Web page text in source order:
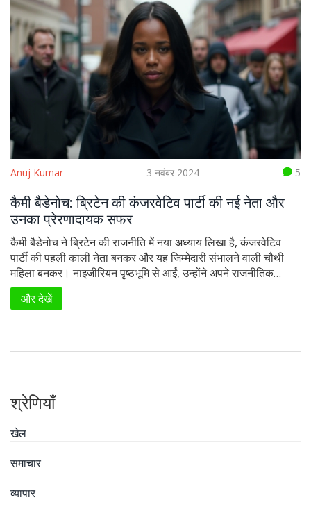
Anuj Kumar 3 नवंबर 2024 5
कैमी बैडेनोच: ब्रिटेन की कंजरवेटिव पार्टी की नई नेता और
उनका प्रेरणादायक सफर
कैमी बैडेनोच ने ब्रिटेन की राजनीति में नया अध्याय लिखा है, कंजरवेटिव
पार्टी की पहली काली नेता बनकर और यह जिम्मेदारी संभालने वाली चौथी
महिला बनकर। नाइजीरियन पृष्ठभूमि से आईं, उन्होंने अपने राजनीतिक
करियर के दौरान अपने निडर विचार और दृष्टिकोण से सुर्खियां बटोरीं।
व्यापार मंत्री के रूप में उन्हें विवादों से निपटना पड़ा, लेकिन उनकी
और देखें
श्रेणियाँ
खेल
समाचार
व्यापार